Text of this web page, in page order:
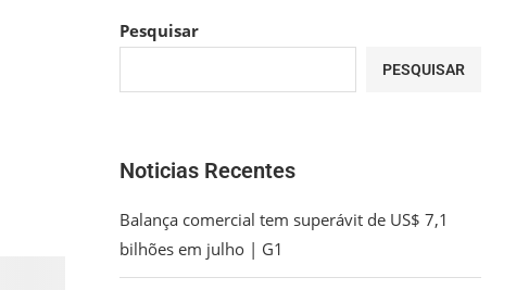
Pesquisar
PESQUISAR
Noticias Recentes
Balança comercial tem superávit de US$ 7,1
bilhões em julho | G1